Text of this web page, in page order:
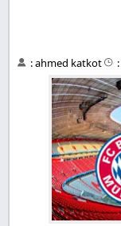
:ahmed katkot :